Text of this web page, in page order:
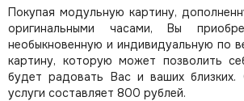
Покупая модульную картину,
оригинальными часами, Вы
необыкновенную и индивидуальную по
картину, которую может позволить
будет радовать Вас и ваших близких.
услуги составляет 800 рублей.